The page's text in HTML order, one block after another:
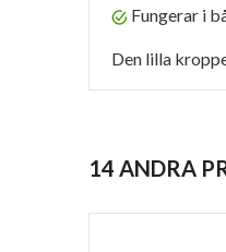
Fungerar i
Den lilla
14 ANDRA